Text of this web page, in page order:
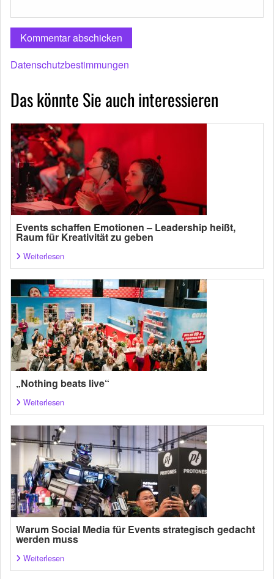
Datenschutzbestimmungen
Das könnte Sie auch interessieren
Events schaffen Emotionen – Leadership heißt,
Raum für Kreativität zu geben
Weiterlesen
„Nothing beats live“
Weiterlesen
Warum Social Media für Events strategisch gedacht
werden muss
Weiterlesen